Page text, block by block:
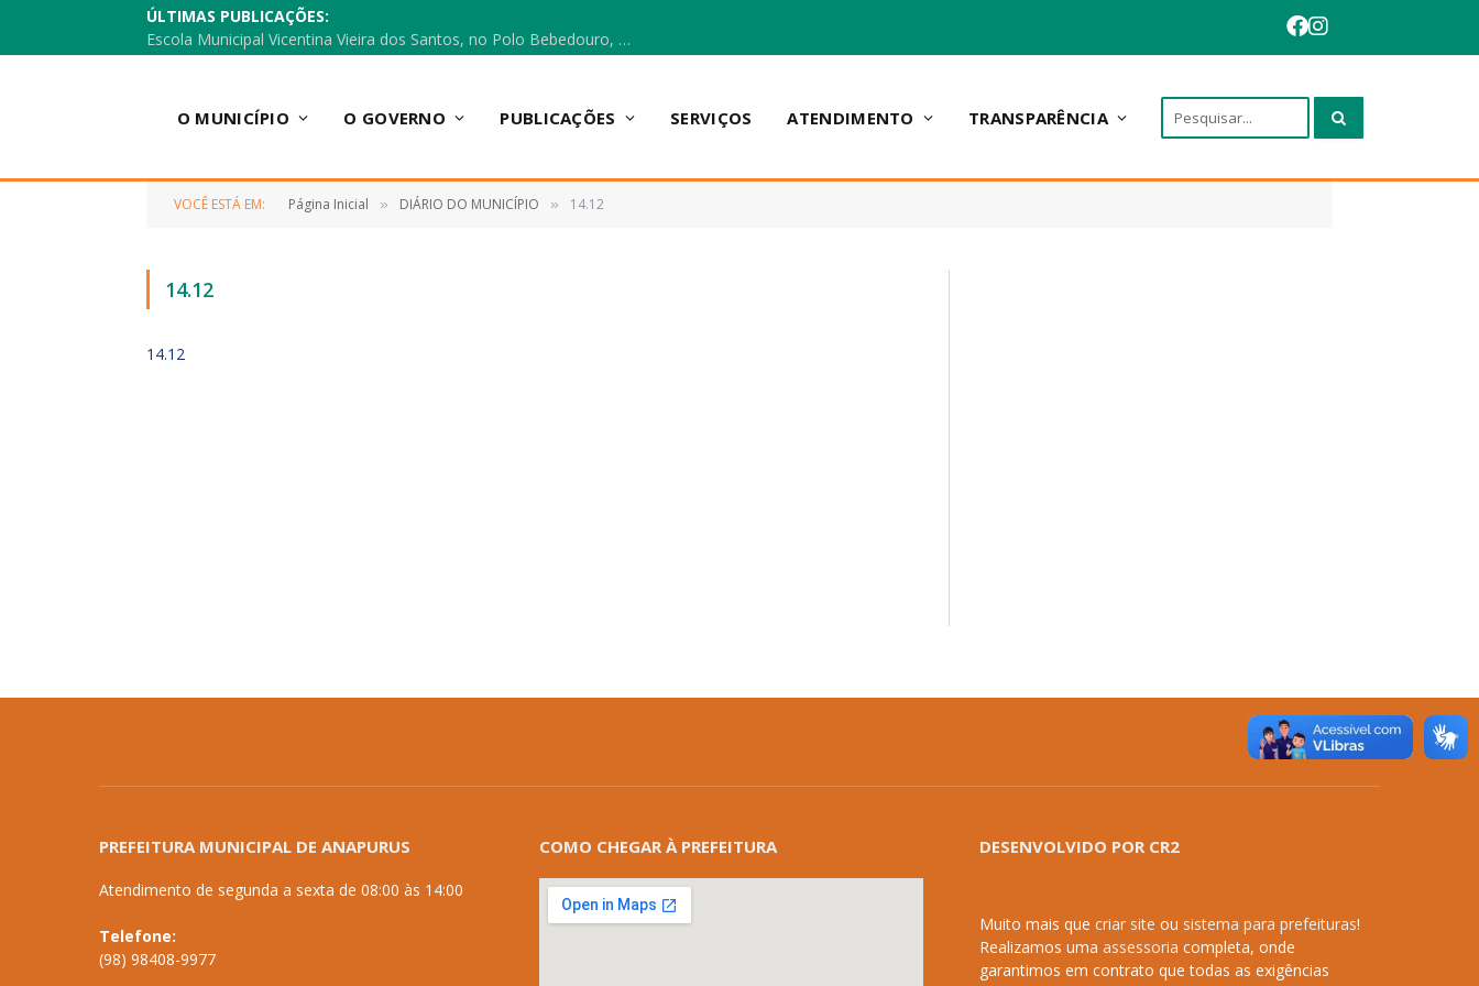
ÚLTIMAS PUBLICAÇÕES:
Escola Municipal Vicentina Vieira dos Santos, no Polo Bebedouro, recebeu materiais para a implantação do Cantinho da Leitura e da Sala Multidisciplinar.
O MUNICÍPIO O GOVERNO PUBLICAÇÕES SERVIÇOS ATENDIMENTO TRANSPARÊNCIA
VOCÊ ESTÁ EM: Página Inicial » DIÁRIO DO MUNICÍPIO » 14.12
14.12
14.12
PREFEITURA MUNICIPAL DE ANAPURUS
Atendimento de segunda a sexta de 08:00 às 14:00
Telefone:
(98) 98408-9977
COMO CHEGAR À PREFEITURA DESENVOLVIDO POR CR2
Muito mais que criar site ou sistema para prefeituras!
Realizamos uma assessoria completa, onde
garantimos em contrato que todas as exigências